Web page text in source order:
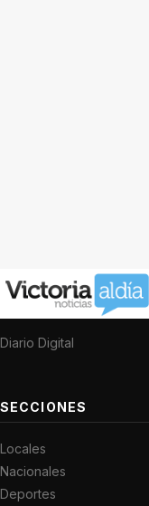
Diario Digital
SECCIONES
Locales
Nacionales
Deportes